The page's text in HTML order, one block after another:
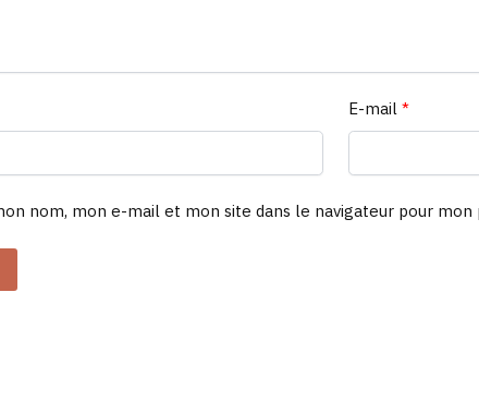
E-mail*
nom, mon e-mail et mon site dans le navigateur pour